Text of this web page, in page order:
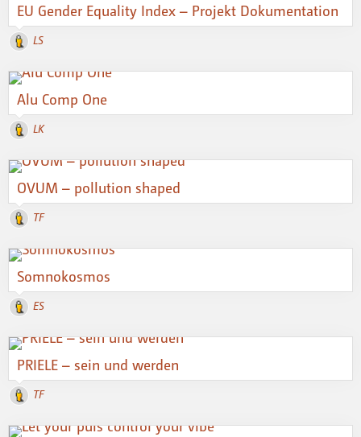
EU Gender Equality Index – Projekt Dokumentation
LS
Alu Comp One
LK
OVUM – pollution shaped
TF
Somnokosmos
ES
PRIELE – sein und werden
TF